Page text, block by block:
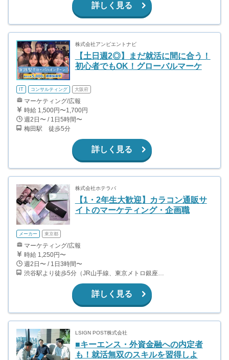
詳しく見る
株式会社アンビエントナビ
【土日週2◎】まだ就活に間に合う！
初心者でもOK！グローバルマーケ
IT コンサルティング 大阪府
マーケティング/広報
時給 1,500円〜1,700円
週2日〜 / 1日5時間〜
梅田駅 徒歩5分
詳しく見る
株式会社ホテラバ
【1・2年生大歓迎】カラコン通販サ
イトのマーケティング・企画職
メーカー 東京都
マーケティング/広報
時給 1,250円〜
週2日〜 / 1日3時間〜
渋谷駅より徒歩5分（JR山手線、東京メトロ銀座・半蔵門・副都心線）
詳しく見る
LSIGN POST株式会社
■キーエンス・外資金融への内定者
も！就活無双のスキルを習得しよ